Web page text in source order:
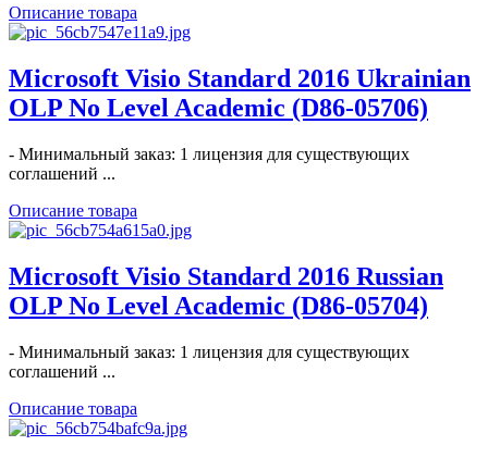
Описание товара
Microsoft Visio Standard 2016 Ukrainian
OLP No Level Academic (D86-05706)
- Минимальный заказ: 1 лицензия для существующих
соглашений ...
Описание товара
Microsoft Visio Standard 2016 Russian
OLP No Level Academic (D86-05704)
- Минимальный заказ: 1 лицензия для существующих
соглашений ...
Описание товара